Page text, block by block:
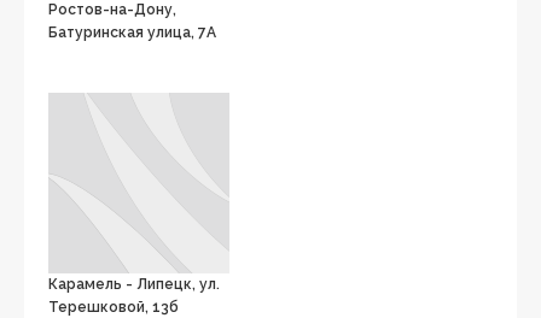
Ростов-на-Дону,
Батуринская улица, 7А
Карамель - Липецк, ул.
Терешковой, 13б